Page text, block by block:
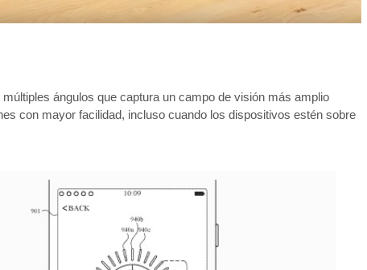
ángulos que captura un campo de visión más amplio
con mayor facilidad, incluso cuando los dispositivos estén sobre